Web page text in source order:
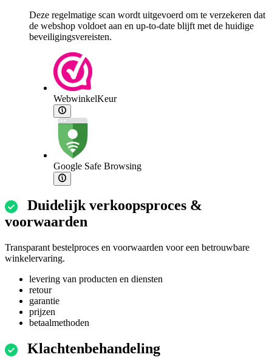
Deze regelmatige scan wordt uitgevoerd om te verzekeren dat
de webshop voldoet aan en up-to-date blijft met de huidige
beveiligingsvereisten.
WebwinkelKeur
Google Safe Browsing
Duidelijk verkoopsproces &
voorwaarden
Transparant bestelproces en voorwaarden voor een betrouwbare
winkelervaring.
levering van producten en diensten
retour
garantie
prijzen
betaalmethoden
Klachtenbehandeling